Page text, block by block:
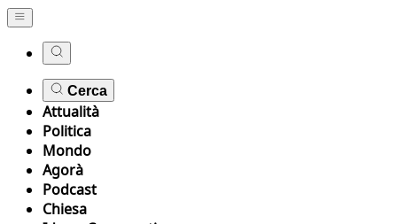
Cerca
Attualità
Politica
Mondo
Agorà
Podcast
Chiesa